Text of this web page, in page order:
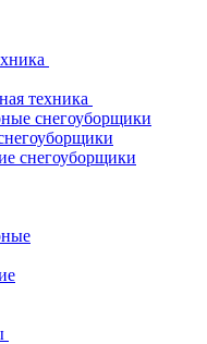
техника
снегоуборщики
снегоуборщики